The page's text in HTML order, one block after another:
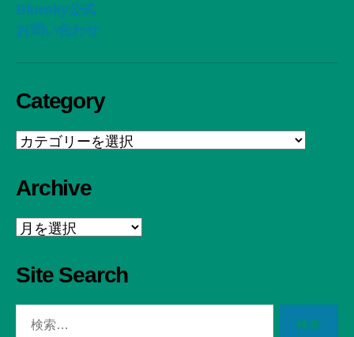
Bluesky公式
お問い合わせ
Category
Category
Archive
Archive
Site Search